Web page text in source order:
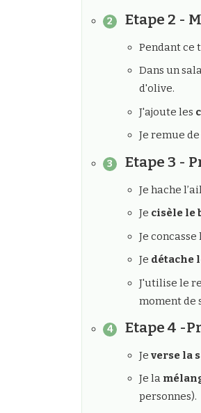
Etape 2 -
Pendant ce
Dans un
d'olive.
J'ajoute les
Je remue
Etape 3 -
Je hache
Je cisèle le
Je
Je détache
J'utilise le
moment de
Etape 4 -
Je verse la
Je la
personnes).